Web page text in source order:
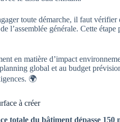
toute démarche, il faut
l’assemblée générale. Cette
en matière d’impact
global et au budget
🌍
à créer
totale du bâtiment dépasse 150